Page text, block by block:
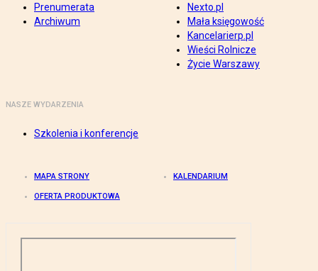
Prenumerata
Archiwum
Nexto.pl
Mała księgowość
Kancelarierp.pl
Wieści Rolnicze
Życie Warszawy
NASZE WYDARZENIA
Szkolenia i konferencje
MAPA STRONY KALENDARIUM
OFERTA PRODUKTOWA